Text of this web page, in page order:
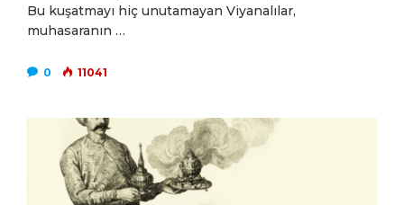
Bu kuşatmayı hiç unutamayan Viyanalılar,
muhasaranın …
0 11041